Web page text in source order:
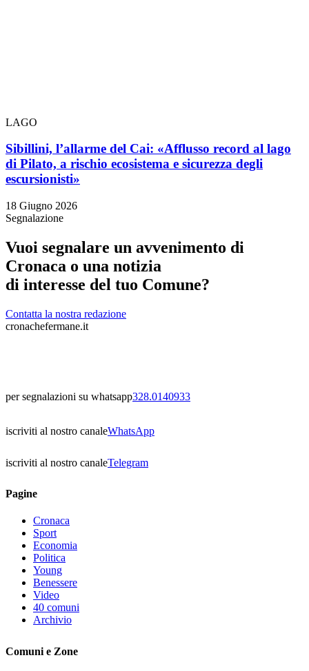
LAGO
Sibillini, l’allarme del Cai: «Afflusso record al lago
di Pilato, a rischio ecosistema e sicurezza degli
escursionisti»
18 Giugno 2026
Segnalazione
Vuoi segnalare un avvenimento di
Cronaca o una notizia
di interesse del tuo Comune?
Contatta la nostra redazione
cronachefermane.it
per segnalazioni su whatsapp328.0140933
iscriviti al nostro canaleWhatsApp
iscriviti al nostro canaleTelegram
Pagine
Cronaca
Sport
Economia
Politica
Young
Benessere
Video
40 comuni
Archivio
Comuni e Zone